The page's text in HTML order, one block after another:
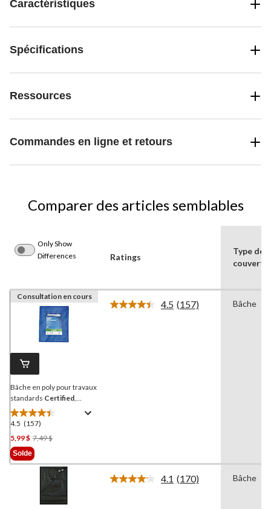
Caractéristiques
Spécifications
Ressources
Commandes en ligne et retours
Comparer des articles semblables
Only Show
Differences
Ratings
Type de
Consultation en cours
Bâche en poly pour travaux
standards Certified,
étanche, 6 x 8 pi
4.5 (157)
4.5
étoile(s)
sur
5.
évaluations
5,99 $ 7,49 $Prix
7,49 $
Solde
4.5 Lire
(157) Bâche
4.1 Lire
(170) Bâche